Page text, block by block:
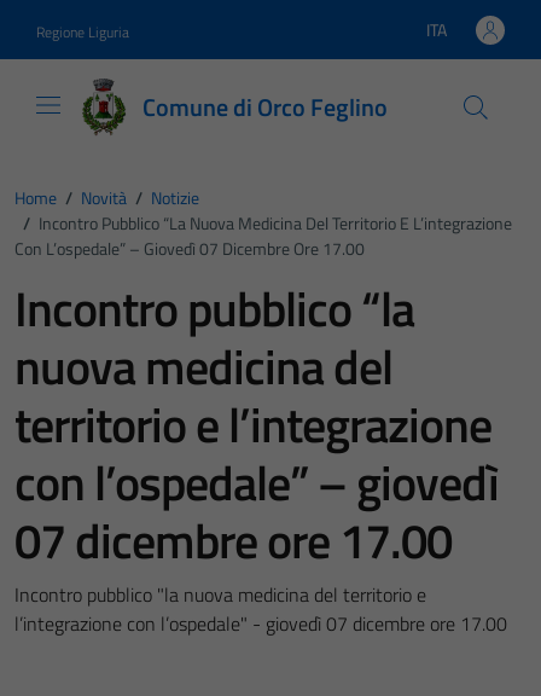
Regione Liguria Lingua attiva:
ITA
Comune di Orco Feglino
Home / Novità / Notizie
/ Incontro Pubblico “la Nuova Medicina Del Territorio E L’integrazione
Con L’ospedale” – Giovedì 07 Dicembre Ore 17.00
Incontro pubblico “la
nuova medicina del
territorio e l’integrazione
con l’ospedale” – giovedì
07 dicembre ore 17.00
Incontro pubblico "la nuova medicina del territorio e
l’integrazione con l’ospedale" - giovedì 07 dicembre ore 17.00